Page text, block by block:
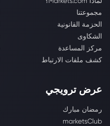
مجموعتنا
الحزمة القانونية
الشكاوى
مركز المساعدة
كشف ملفات الارتباط
عرض ترويجي
رمضان مبارك
marketsClub